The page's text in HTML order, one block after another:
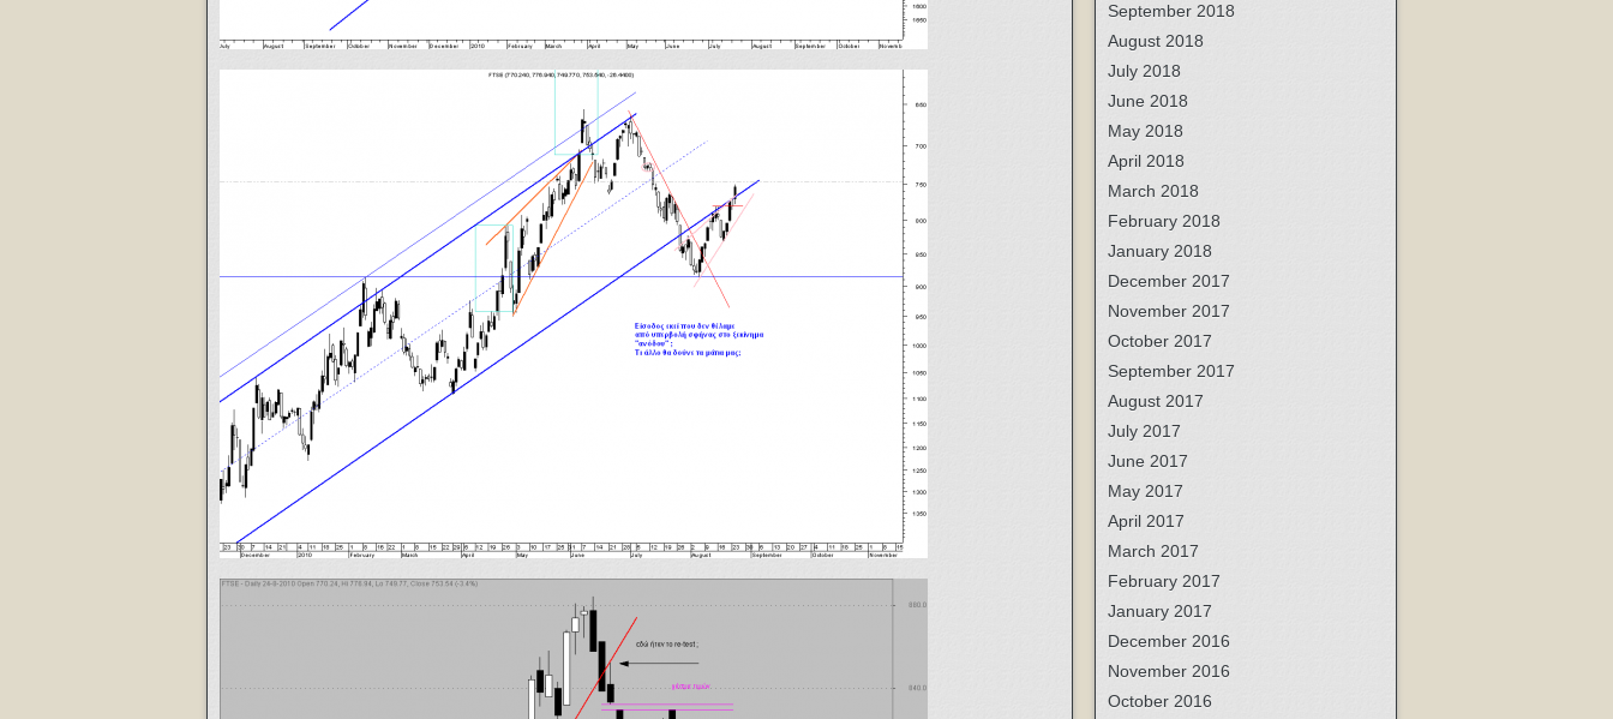
September 2018
August 2018
July 2018
June 2018
May 2018
April 2018
March 2018
February 2018
January 2018
December 2017
November 2017
October 2017
September 2017
August 2017
July 2017
June 2017
May 2017
April 2017
March 2017
February 2017
January 2017
December 2016
November 2016
October 2016